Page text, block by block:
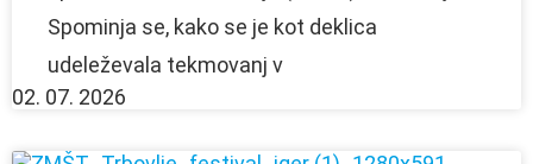
Spominja se, kako se je kot deklica
udeleževala tekmovanj v
02. 07. 2026